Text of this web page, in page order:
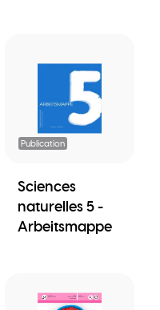
Publication
Sciences
naturelles 5 -
Arbeitsmappe